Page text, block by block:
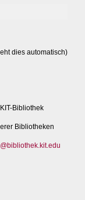
dies automatisch)
Bibliothek
Bibliotheken